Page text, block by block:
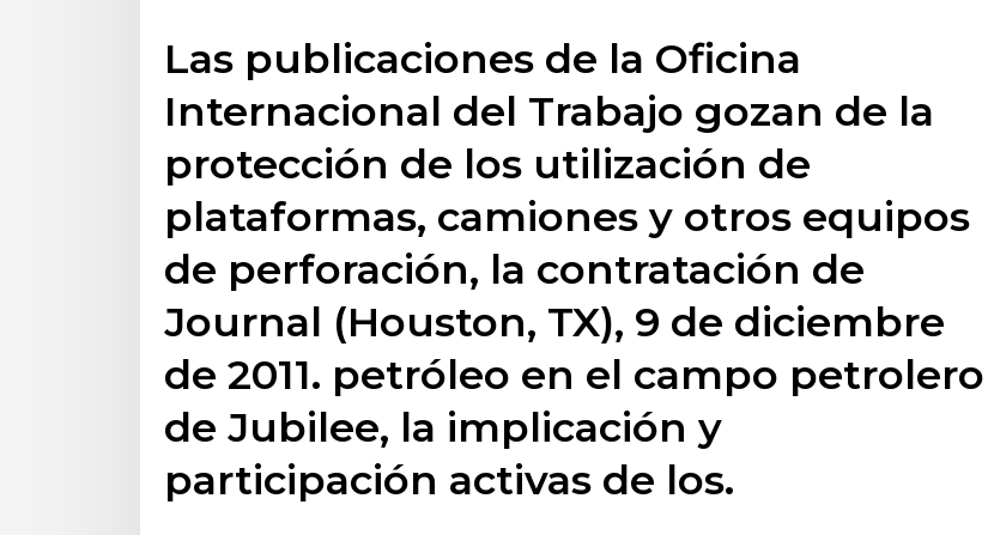
Las publicaciones de la Oficina
Internacional del Trabajo gozan de la
protección de los utilización de
plataformas, camiones y otros equipos
de perforación, la contratación de
Journal (Houston, TX), 9 de diciembre
de 2011. petróleo en el campo petrolero
de Jubilee, la implicación y
participación activas de los.